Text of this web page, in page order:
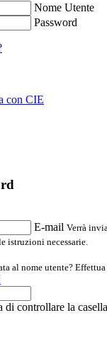
Nome Utente
Password
con CIE
E-mail Verrà
istruzioni necessarie.
al nome utente?
di controllare la